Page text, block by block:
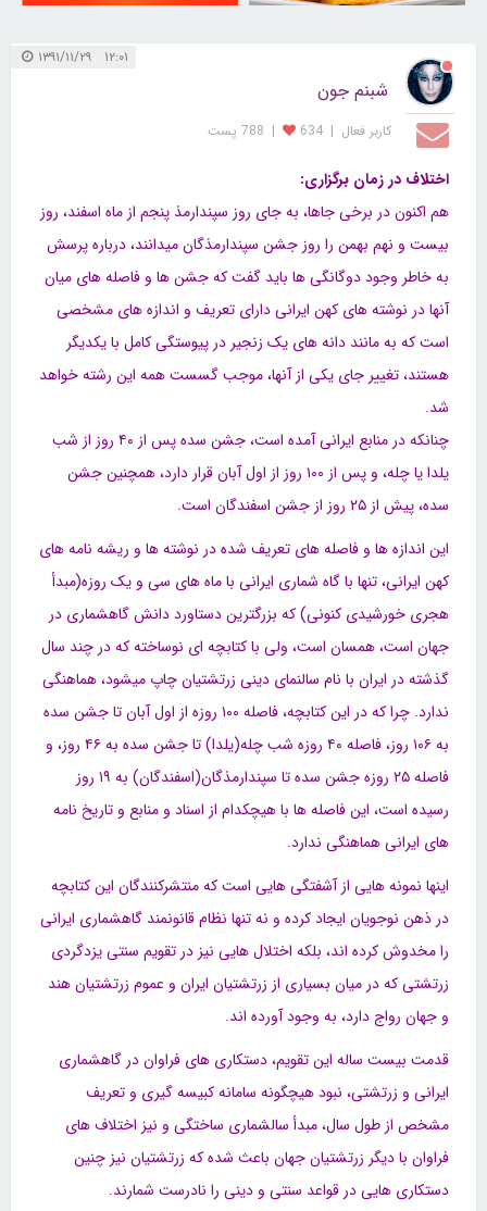
۱۲:۰۱ ۱۳۹۱/۱۱/۲۹
شبنم جون
کاربر فعال |
634
| 788 پست
اختلاف در زمان برگزاری:
هم اکنون در برخی جاها، به جای روز سپندارمذ پنجم از ماه اسفند، روز
بیست و نهم بهمن را روز جشن سپندارمذگان میدانند، درباره پرسش
به خاطر وجود دوگانگی ها باید گفت که جشن ها و فاصله های میان
آنها در نوشته های کهن ایرانی دارای تعریف و اندازه های مشخصی
است که به مانند دانه های یک زنجیر در پیوستگی کامل با یکدیگر
هستند، تغییر جای یکی از آنها، موجب گسست همه این رشته خواهد
شد.
چنانکه در منابع ایرانی آمده است، جشن سده پس از ۴۰ روز از شب
یلدا یا چله، و پس از ۱۰۰ روز از اول آبان قرار دارد، همچنین جشن
سده، پیش از ۲۵ روز از جشن اسفندگان است.
این اندازه ها و فاصله های تعریف شده در نوشته ها و ریشه نامه های
کهن ایرانی، تنها با گاه شماری ایرانی با ماه های سی و یک روزه(مبدأ
هجری خورشیدی کنونی) که بزرگترین دستاورد دانش گاهشماری در
جهان است، همسان است، ولی با کتابچه ای نوساخته که در چند سال
گذشته در ایران با نام سالنمای دینی زرتشتیان چاپ میشود، هماهنگی
ندارد. چرا که در این کتابچه، فاصله ۱۰۰ روزه از اول آبان تا جشن سده
به ۱۰۶ روز، فاصله ۴۰ روزه شب چله(یلدا) تا جشن سده به ۴۶ روز، و
فاصله ۲۵ روزه جشن سده تا سپندارمذگان(اسفندگان) به ۱۹ روز
رسیده است، این فاصله ها با هیچکدام از اسناد و منابع و تاریخ نامه
های ایرانی هماهنگی ندارد.
اینها نمونه هایی از آشفتگی هایی است که منتشرکنندگان این کتابچه
در ذهن نوجویان ایجاد کرده و نه تنها نظام قانونمند گاهشماری ایرانی
را مخدوش کرده اند، بلکه اختلال هایی نیز در تقویم سنتی یزدگردی
زرتشتی که در میان بسیاری از زرتشتیان ایران و عموم زرتشتیان هند
و جهان رواج دارد، به وجود آورده اند.
قدمت بیست ساله این تقویم، دستکاری های فراوان در گاهشماری
ایرانی و زرتشتی، نبود هیچگونه سامانه کبیسه گیری و تعریف
مشخص از طول سال، مبدأ سالشماری ساختگی و نیز اختلاف های
فراوان با دیگر زرتشتیان جهان باعث شده که زرتشتیان نیز چنین
دستکاری هایی در قواعد سنتی و دینی را نادرست شمارند.